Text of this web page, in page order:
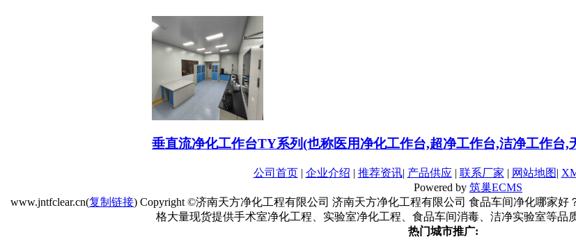
垂直流净化工作台TY系列(也称医用净化工作台,超净工作台,洁净工作台,
公司首页 | 企业介绍 | 推荐资讯| 产品供应 | 联系厂家 | 网站地图|
Powered by 筑巢ECMS
www.jntfclear.cn(复制链接) Copyright ©济南天方净化工程有限公司 济南天方净化工程有限公司 食品车间净化哪家
格大量现货提供手术室净化工程、实验室净化工程、食品车间消毒、洁净实验室等品
热门城市推广: